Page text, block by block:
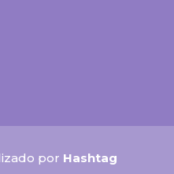
por Hashtag